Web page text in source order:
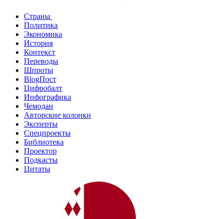
Страны
Политика
Экономика
История
Контекст
Переводы
Шпроты
BlogПост
Цифробалт
Инфографика
Чемодан
Авторские колонки
Эксперты
Спецпроекты
Библиотека
Проектор
Подкасты
Цитаты